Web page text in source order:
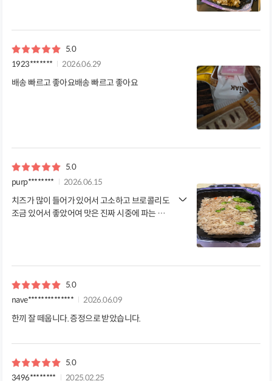
5.0
1923*******
2026.06.29
배송 빠르고 좋아요배송 빠르고 좋아요
5.0
purp********
2026.06.15
치즈가 많이 들어가 있어서 고소하고 브로콜리도
조금 있어서 좋았어여 맛은 진짜 시중에 파는 치
5.0
nave**************
2026.06.09
한끼 잘 떼웁니다. 증정으로 받았습니다.
5.0
3496********
2025.02.25